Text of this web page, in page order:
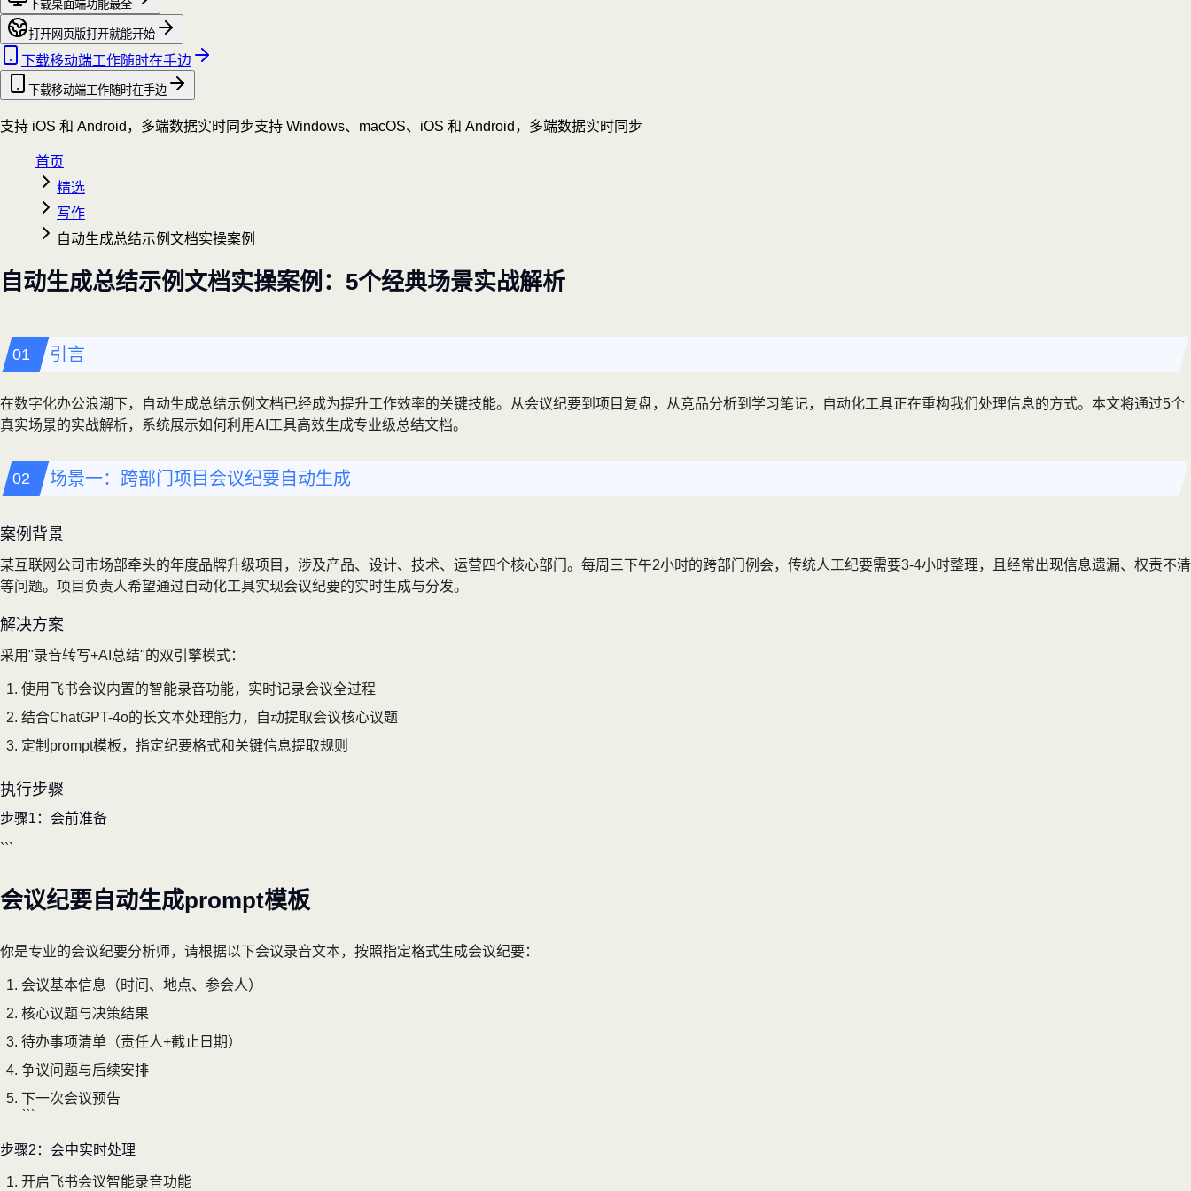
下载桌面端功能最全
打开网页版打开就能开始
下载移动端工作随时在手边
下载移动端工作随时在手边
支持 iOS 和 Android，多端数据实时同步支持 Windows、macOS、iOS 和 Android，多端数据实时同步
首页
精选
写作
自动生成总结示例文档实操案例
自动生成总结示例文档实操案例：5个经典场景实战解析
引言
在数字化办公浪潮下，自动生成总结示例文档已经成为提升工作效率的关键技能。从会议纪要到项目复盘，从竞品分析到学习笔记，自动化工具正在重构我们处理信息的方式。本文将通过5个
真实场景的实战解析，系统展示如何利用AI工具高效生成专业级总结文档。
场景一：跨部门项目会议纪要自动生成
案例背景
某互联网公司市场部牵头的年度品牌升级项目，涉及产品、设计、技术、运营四个核心部门。每周三下午2小时的跨部门例会，传统人工纪要需要3-4小时整理，且经常出现信息遗漏、权责不清
等问题。项目负责人希望通过自动化工具实现会议纪要的实时生成与分发。
解决方案
采用"录音转写+AI总结"的双引擎模式：
使用飞书会议内置的智能录音功能，实时记录会议全过程
结合ChatGPT-4o的长文本处理能力，自动提取会议核心议题
定制prompt模板，指定纪要格式和关键信息提取规则
执行步骤
步骤1：会前准备
```
会议纪要自动生成prompt模板
你是专业的会议纪要分析师，请根据以下会议录音文本，按照指定格式生成会议纪要：
会议基本信息（时间、地点、参会人）
核心议题与决策结果
待办事项清单（责任人+截止日期）
争议问题与后续安排
下一次会议预告
```
步骤2：会中实时处理
开启飞书会议智能录音功能